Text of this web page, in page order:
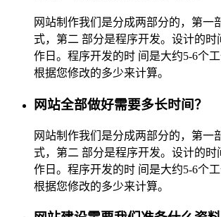
网站制作我们是分成两部分的，第一
式，第二 部分是程序开发。设计的时
作日。程序开发的时 间是大约5-6个
根据您修改的多少来计算。
网站全部做好需要多长时间？
网站制作我们是分成两部分的，第一
式，第二 部分是程序开发。设计的时
作日。程序开发的时 间是大约5-6个
根据您修改的多少来计算。